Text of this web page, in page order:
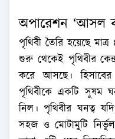
অপারেশন ‘আসল
পৃথিবী তৈরি হয়েছে
শুরু থেকেই পৃথিবীর
করে আসছে। হিসাবের
পৃথিবীকে একটি সুষম
নিল। পৃথিবীর ঘনত্ব
সহজ ও মোটামুটি